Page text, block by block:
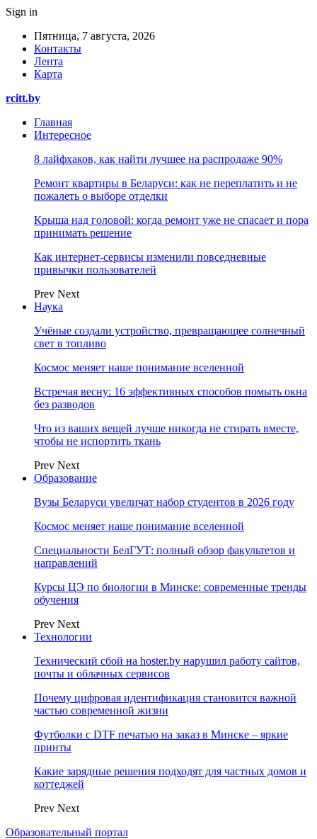
Sign in
Пятница, 7 августа, 2026
Контакты
Лента
Карта
rcitt.by
Главная
Интересное
8 лайфхаков, как найти лучшее на распродаже 90%
Ремонт квартиры в Беларуси: как не переплатить и не
пожалеть о выборе отделки
Крыша над головой: когда ремонт уже не спасает и пора
принимать решение
Как интернет-сервисы изменили повседневные
привычки пользователей
Prev Next
Наука
Учёные создали устройство, превращающее солнечный
свет в топливо
Космос меняет наше понимание вселенной
Встречая весну: 16 эффективных способов помыть окна
без разводов
Что из ваших вещей лучше никогда не стирать вместе,
чтобы не испортить ткань
Prev Next
Образование
Вузы Беларуси увеличат набор студентов в 2026 году
Космос меняет наше понимание вселенной
Специальности БелГУТ: полный обзор факультетов и
направлений
Курсы ЦЭ по биологии в Минске: современные тренды
обучения
Prev Next
Технологии
Технический сбой на hoster.by нарушил работу сайтов,
почты и облачных сервисов
Почему цифровая идентификация становится важной
частью современной жизни
Футболки с DTF печатью на заказ в Минске – яркие
принты
Какие зарядные решения подходят для частных домов и
коттеджей
Prev Next
Образовательный портал